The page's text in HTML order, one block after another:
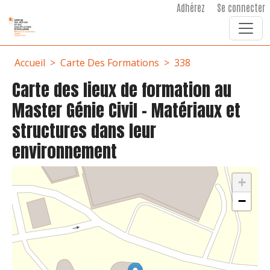
Adhérez Se connecter
Fil d'Ariane
Accueil Carte Des Formations 338
Carte des lieux de formation au
Master Génie Civil - Matériaux et
structures dans leur
environnement
+
−